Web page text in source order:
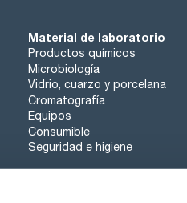
Material de laboratorio
Productos químicos
Microbiología
Vidrio, cuarzo y porcelana
Cromatografía
Equipos
Consumible
Seguridad e higiene